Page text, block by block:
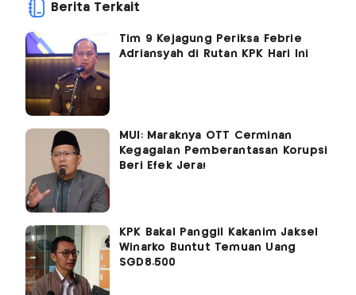
Berita Terkait
Tim 9 Kejagung Periksa Febrie
Adriansyah di Rutan KPK Hari Ini
MUI: Maraknya OTT Cerminan
Kegagalan Pemberantasan Korupsi
Beri Efek Jera!
KPK Bakal Panggil Kakanim Jaksel
Winarko Buntut Temuan Uang
SGD8.500